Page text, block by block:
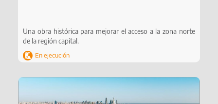
Una obra histórica para mejorar el acceso a la zona norte
de la región capital.
En ejecución